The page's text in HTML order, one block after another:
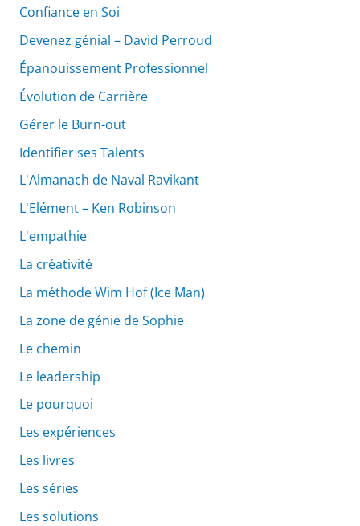
Confiance en Soi
Devenez génial – David Perroud
Épanouissement Professionnel
Évolution de Carrière
Gérer le Burn-out
Identifier ses Talents
L'Almanach de Naval Ravikant
L'Elément – Ken Robinson
L'empathie
La créativité
La méthode Wim Hof (Ice Man)
La zone de génie de Sophie
Le chemin
Le leadership
Le pourquoi
Les expériences
Les livres
Les séries
Les solutions